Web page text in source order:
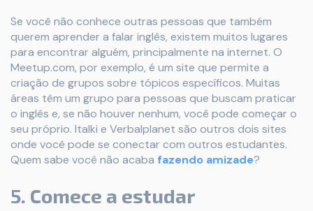
Se você não conhece outras pessoas que também
querem aprender a falar inglês, existem muitos lugares
para encontrar alguém, principalmente na internet. O
Meetup.com, por exemplo, é um site que permite a
criação de grupos sobre tópicos específicos. Muitas
áreas têm um grupo para pessoas que buscam praticar
o inglês e, se não houver nenhum, você pode começar o
seu próprio. Italki e Verbalplanet são outros dois sites
onde você pode se conectar com outros estudantes.
Quem sabe você não acaba fazendo amizade?
5. Comece a estudar